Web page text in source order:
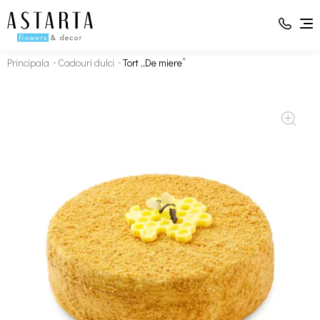
Principala Cadouri dulci Tort „De miere”